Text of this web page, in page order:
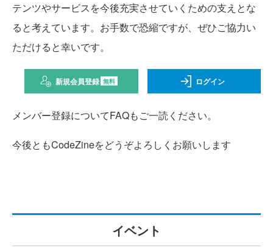
テンツやサービスを今後充実させていくための支えとな
ると考えています。お手数で恐縮ですが、ぜひご協力い
ただけると幸いです。
新規会員登録 無料 ログイン
メンバー登録についてFAQもご一読ください。
今後ともCodeZineをどうぞよろしくお願いします
イベント